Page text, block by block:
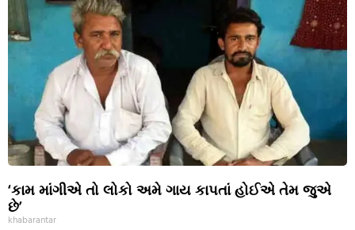
‘કામ માંગીએ તો લોકો અમે ગાય કાપતાં હોઈએ તેમ જુએ
છે’
khabarantar